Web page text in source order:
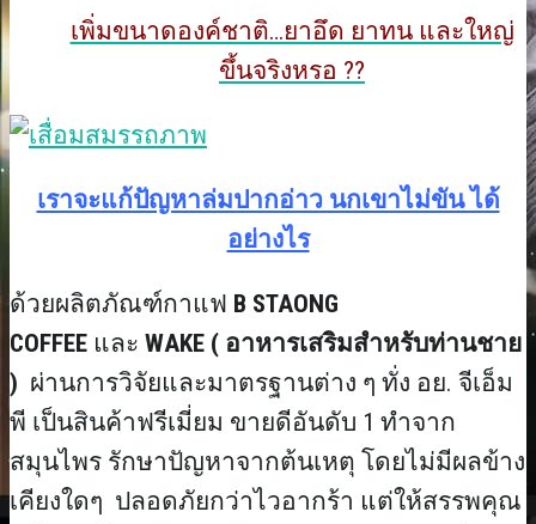
เพิ่มขนาดองค์ชาติ…ยาอึด ยาทน และใหญ่
ขึ้นจริงหรอ ??
เราจะแก้ปัญหาล่มปากอ่าว นกเขาไม่ขัน ได้
อย่างไร
ด้วยผลิตภัณฑ์กาแฟ B STAONG
COFFEE และ WAKE ( อาหารเสริมสำหรับท่านชาย
) ผ่านการวิจัยและมาตรฐานต่าง ๆ ทั่ง อย. จีเอ็ม
พี เป็นสินค้าฟรีเมี่ยม ขายดีอันดับ 1 ทำจาก
สมุนไพร รักษาปัญหาจากต้นเหตุ โดยไม่มีผลข้าง
เคียงใดๆ ปลอดภัยกว่าไวอากร้า แต่ให้สรรพคุณ